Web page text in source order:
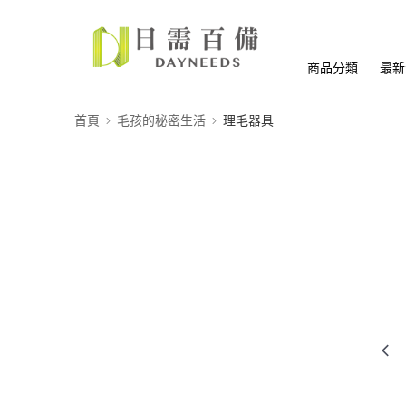
商品分類 最
首頁 毛孩的秘密生活 理毛器具